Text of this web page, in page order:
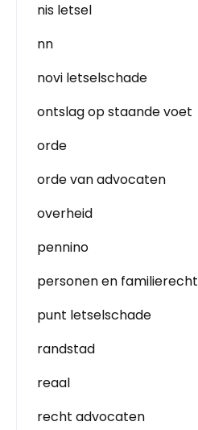
nis letsel
nn
novi letselschade
ontslag op staande voet
orde
orde van advocaten
overheid
pennino
personen en familierecht
punt letselschade
randstad
reaal
recht advocaten